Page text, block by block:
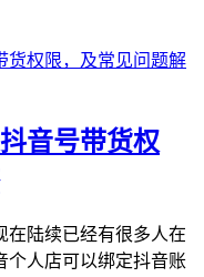
音号带货权
在陆续已经有很多人在
个人店可以绑定抖音账